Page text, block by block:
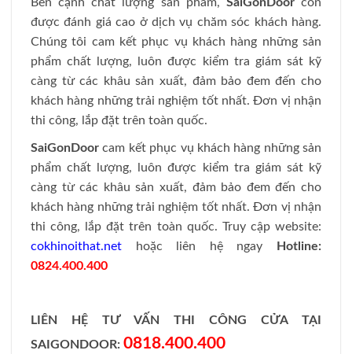
được đánh giá cao ở dịch vụ chăm sóc khách hàng.
Chúng tôi cam kết phục vụ khách hàng những sản
phẩm chất lượng, luôn được kiểm tra giám sát kỹ
càng từ các khâu sản xuất, đảm bảo đem đến cho
khách hàng những trải nghiệm tốt nhất. Đơn vị nhận
thi công, lắp đặt trên toàn quốc.
SaiGonDoorcam kết phục vụ khách hàng những sản
phẩm chất lượng, luôn được kiểm tra giám sát kỹ
càng từ các khâu sản xuất, đảm bảo đem đến cho
khách hàng những trải nghiệm tốt nhất. Đơn vị nhận
thi công, lắp đặt trên toàn quốc. Truy cập website:
cokhinoithat.net hoặc liên hệ ngay Hotline:
0824.400.400
LIÊN HỆ TƯ VẤN THI CÔNG CỬA TẠI
SAIGONDOOR: 0818.400.400